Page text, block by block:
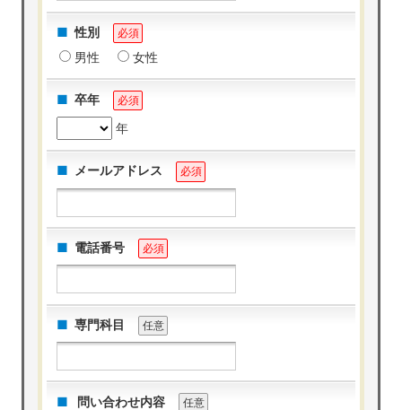
性別 必須
男性 女性
卒年 必須
年
メールアドレス 必須
電話番号 必須
専門科目 任意
問い合わせ内容 任意